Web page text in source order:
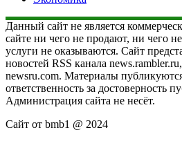
Данный сайт не является
сайте ни чего не продают, ни чего
услуги не оказываются. Сайт
новостей RSS канала
newsru.com. Материалы
ответственность за достоверность
Администрация сайта не несёт.
Сайт от bmb1 @ 2024